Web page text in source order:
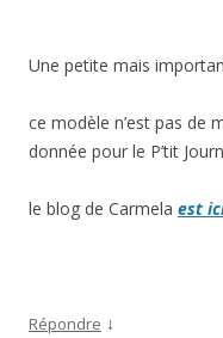
Une petite mais
ce modèle n’est pas de
donnée pour le P’tit
le blog de Carmela est
Répondre ↓